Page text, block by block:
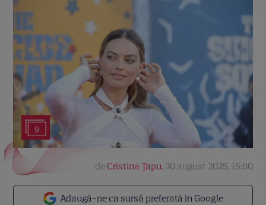
9
Adaugă-ne ca sursă preferată în Google
de Cristina Țapu, 30 august 2025, 15:00